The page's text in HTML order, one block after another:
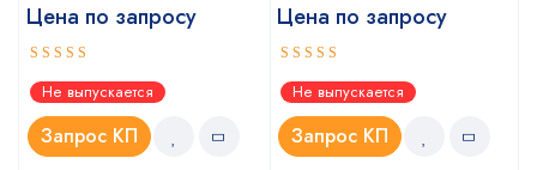
Цена по запросу
Оценка
5.00из 5
Не выпускается
Запрос КП
Цена по запросу
Оценка
5.00из 5
Не выпускается
Запрос КП